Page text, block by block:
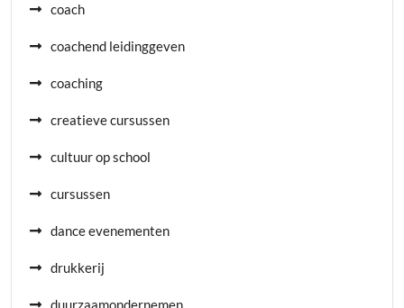
coach
coachend leidinggeven
coaching
creatieve cursussen
cultuur op school
cursussen
dance evenementen
drukkerij